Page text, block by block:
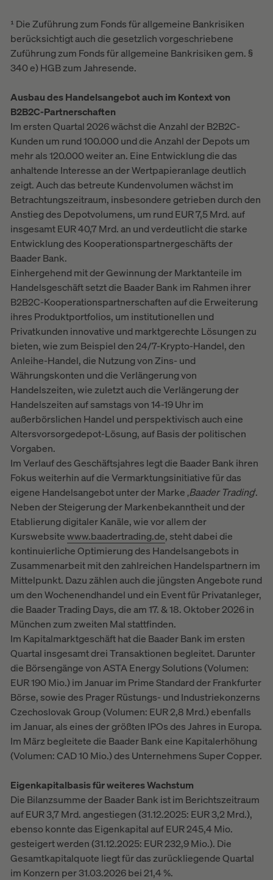
¹ Die Zuführung zum Fonds für allgemeine Bankrisiken
berücksichtigt auch die gesetzlich vorgeschriebene
Zuführung zum Fonds für allgemeine Bankrisiken gem. §
340 e) HGB zum Jahresende.
Ausbau des Handelsangebot auch im Kontext von
B2B2C-Partnerschaften
Im ersten Quartal 2026 wächst die Anzahl der B2B2C-
Kunden um rund 100.000 und die Anzahl der Depots um
mehr als 120.000 weiter an. Eine Entwicklung die das
anhaltende Interesse an der Wertpapieranlage deutlich
zeigt. Auch das betreute Kundenvolumen wächst im
Betrachtungszeitraum, insbesondere getrieben durch den
Anstieg des Depotvolumens, um rund EUR 7,5 Mrd. auf
insgesamt EUR 40,7 Mrd. an und verdeutlicht die starke
Entwicklung des Kooperationspartnergeschäfts der
Baader Bank.
Einhergehend mit der Gewinnung der Marktanteile im
Handelsgeschäft setzt die Baader Bank im Rahmen ihrer
B2B2C-Kooperationspartnerschaften auf die Erweiterung
ihres Produktportfolios, um institutionellen und
Privatkunden innovative und marktgerechte Lösungen zu
bieten, wie zum Beispiel den 24/7-Krypto-Handel, den
Anleihe-Handel, die Nutzung von Zins- und
Währungskonten und die Verlängerung von
Handelszeiten, wie zuletzt auch die Verlängerung der
Handelszeiten auf samstags von 14-19 Uhr im
außerbörslichen Handel und perspektivisch auch eine
Altersvorsorgedepot-Lösung, auf Basis der politischen
Vorgaben.
Im Verlauf des Geschäftsjahres legt die Baader Bank ihren
Fokus weiterhin auf die Vermarktungsinitiative für das
eigene Handelsangebot unter der Marke ‚Baader Trading‘.
Neben der Steigerung der Markenbekanntheit und der
Etablierung digitaler Kanäle, wie vor allem der
Kurswebsitewww.baadertrading.de, steht dabei die
kontinuierliche Optimierung des Handelsangebots in
Zusammenarbeit mit den zahlreichen Handelspartnern im
Mittelpunkt. Dazu zählen auch die jüngsten Angebote rund
um den Wochenendhandel und ein Event für Privatanleger,
die Baader Trading Days, die am 17. & 18. Oktober 2026 in
München zum zweiten Mal stattfinden.
Im Kapitalmarktgeschäft hat die Baader Bank im ersten
Quartal insgesamt drei Transaktionen begleitet. Darunter
die Börsengänge von ASTA Energy Solutions (Volumen:
EUR 190 Mio.) im Januar im Prime Standard der Frankfurter
Börse, sowie des Prager Rüstungs- und Industriekonzerns
Czechoslovak Group (Volumen: EUR 2,8 Mrd.) ebenfalls
im Januar, als eines der größten IPOs des Jahres in Europa.
Im März begleitete die Baader Bank eine Kapitalerhöhung
(Volumen: CAD 10 Mio.) des Unternehmens Super Copper.
Eigenkapitalbasis für weiteres Wachstum
Die Bilanzsumme der Baader Bank ist im Berichtszeitraum
auf EUR 3,7 Mrd. angestiegen (31.12.2025: EUR 3,2 Mrd.),
ebenso konnte das Eigenkapital auf EUR 245,4 Mio.
gesteigert werden (31.12.2025: EUR 232,9 Mio.). Die
Gesamtkapitalquote liegt für das zurückliegende Quartal
im Konzern per 31.03.2026 bei 21,4 %.